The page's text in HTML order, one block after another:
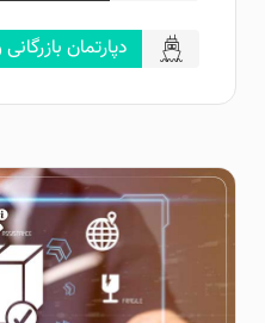
دپارتمان